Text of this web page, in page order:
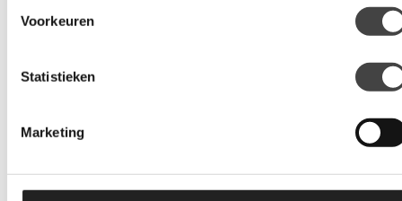
Voorkeuren
Statistieken
Marketing
Global® QDP Plus
GSW® Chameleon